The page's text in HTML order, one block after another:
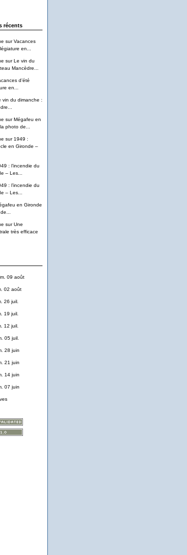
récents
surVacances
en...
surLe vin du
Mancèdre...
d’été
en...
vin du dimanche :
surMégafeu en
photo de...
sur 1949 :
en Gironde –
: l’incendie du
– Les...
: l’incendie du
– Les...
en Gironde
surUne
très efficace
09 août
02 août
26 juil.
19 juil.
12 juil.
05 juil.
28 juin
21 juin
14 juin
07 juin